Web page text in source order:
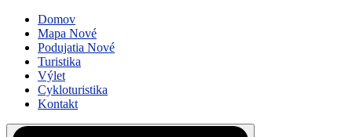
Domov
Mapa Nové
Podujatia Nové
Turistika
Výlet
Cykloturistika
Kontakt